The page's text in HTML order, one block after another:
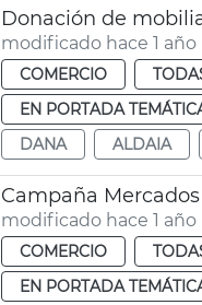
Donación de
modificado hace 1 año
COMERCIO
EN PORTADA
DANA
ALDAIA
Campaña
modificado hace 1 año
COMERCIO
EN PORTADA